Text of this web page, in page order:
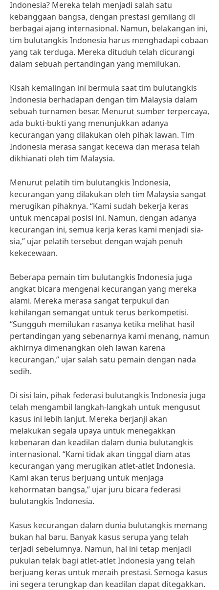
Indonesia? Mereka telah menjadi salah satu
kebanggaan bangsa, dengan prestasi gemilang di
berbagai ajang internasional. Namun, belakangan ini,
tim bulutangkis Indonesia harus menghadapi cobaan
yang tak terduga. Mereka dituduh telah dicurangi
dalam sebuah pertandingan yang memilukan.
Kisah kemalingan ini bermula saat tim bulutangkis
Indonesia berhadapan dengan tim Malaysia dalam
sebuah turnamen besar. Menurut sumber terpercaya,
ada bukti-bukti yang menunjukkan adanya
kecurangan yang dilakukan oleh pihak lawan. Tim
Indonesia merasa sangat kecewa dan merasa telah
dikhianati oleh tim Malaysia.
Menurut pelatih tim bulutangkis Indonesia,
kecurangan yang dilakukan oleh tim Malaysia sangat
merugikan pihaknya. “Kami sudah bekerja keras
untuk mencapai posisi ini. Namun, dengan adanya
kecurangan ini, semua kerja keras kami menjadi sia-
sia,” ujar pelatih tersebut dengan wajah penuh
kekecewaan.
Beberapa pemain tim bulutangkis Indonesia juga
angkat bicara mengenai kecurangan yang mereka
alami. Mereka merasa sangat terpukul dan
kehilangan semangat untuk terus berkompetisi.
“Sungguh memilukan rasanya ketika melihat hasil
pertandingan yang sebenarnya kami menang, namun
akhirnya dimenangkan oleh lawan karena
kecurangan,” ujar salah satu pemain dengan nada
sedih.
Di sisi lain, pihak federasi bulutangkis Indonesia juga
telah mengambil langkah-langkah untuk mengusut
kasus ini lebih lanjut. Mereka berjanji akan
melakukan segala upaya untuk menegakkan
kebenaran dan keadilan dalam dunia bulutangkis
internasional. “Kami tidak akan tinggal diam atas
kecurangan yang merugikan atlet-atlet Indonesia.
Kami akan terus berjuang untuk menjaga
kehormatan bangsa,” ujar juru bicara federasi
bulutangkis Indonesia.
Kasus kecurangan dalam dunia bulutangkis memang
bukan hal baru. Banyak kasus serupa yang telah
terjadi sebelumnya. Namun, hal ini tetap menjadi
pukulan telak bagi atlet-atlet Indonesia yang telah
berjuang keras untuk meraih prestasi. Semoga kasus
ini segera terungkap dan keadilan dapat ditegakkan.